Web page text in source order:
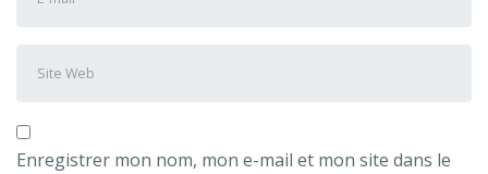
Web
Enregistrer mon nom, mon e-mail et mon site dans le